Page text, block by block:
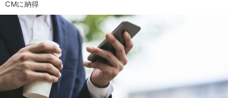
CMに納得